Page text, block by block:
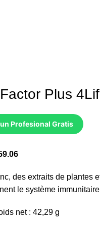
Plus
Profesional Gratis
des extraits de plantes
le système
net : 42,29 g